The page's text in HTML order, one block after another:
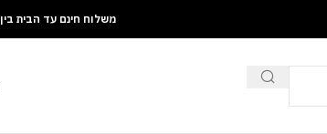
משלוח חינם עד הבית בין 3-13 ימים עסקים